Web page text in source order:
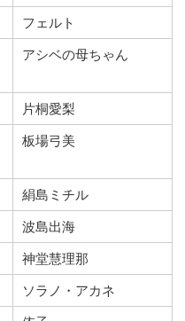
フェルト
アシベの母ちゃん
片桐愛梨
板場弓美
絹島ミチル
波島出海
神堂慧理那
ソラノ・アカネ